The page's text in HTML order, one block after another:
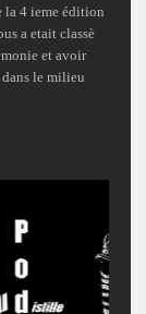
la 4 ieme édition
a etait classè
et avoir
le milieu